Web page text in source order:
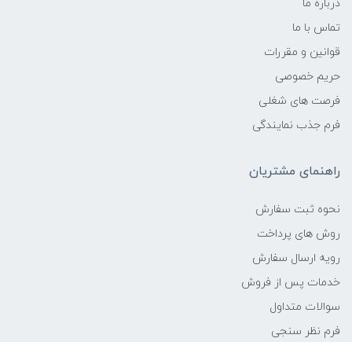
درباره ما
تماس با ما
قوانین و مقررات
حریم خصوصی
فرصت های شغلی
فرم جذب نمایندگی
راهنمای مشتریان
نحوه ثبت سفارش
روش های پرداخت
رویه ارسال سفارش
خدمات پس از فروش
سوالات متداول
فرم نظر سنجی